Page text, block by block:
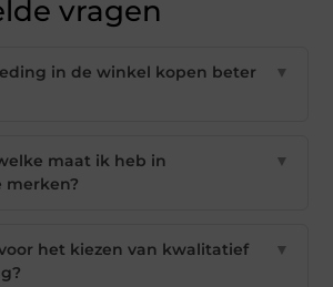
vragen
in de winkel kopen beter
▼
maat ik heb in
merken?
▼
het kiezen van kwalitatief
▼